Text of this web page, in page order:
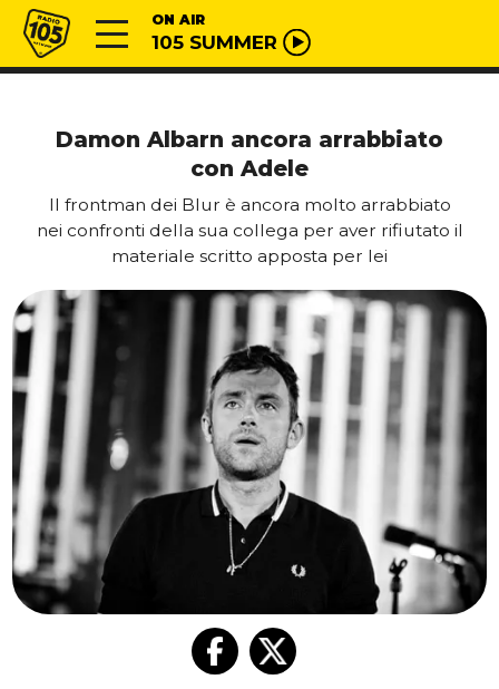
Vai al contenuto
Radio 105 ON AIR
105 SUMMER
Damon Albarn ancora arrabbiato
con Adele
Il frontman dei Blur è ancora molto arrabbiato
nei confronti della sua collega per aver rifiutato il
materiale scritto apposta per lei